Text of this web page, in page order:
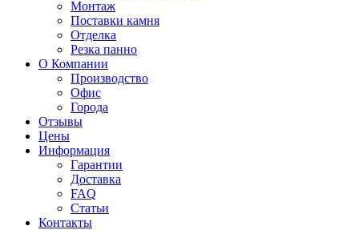
Монтаж
Поставки камня
Отделка
Резка панно
О Компании
Производство
Офис
Города
Отзывы
Цены
Информация
Гарантии
Доставка
FAQ
Статьи
Контакты